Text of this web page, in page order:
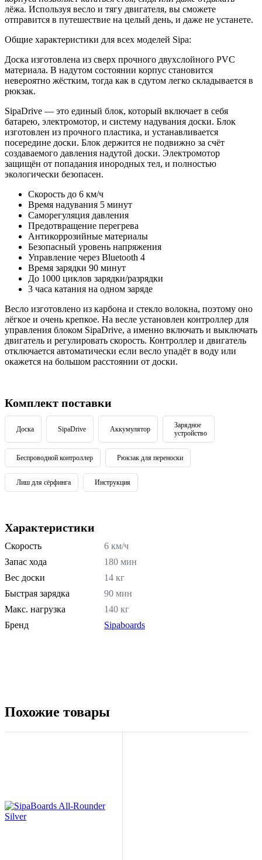
лёжа. Используя весло и тягу двигателя, вы сможете
отправится в путешествие на целый день, и даже не устанете.
Общие характеристики для всех моделей Sipa:
Доска изготовлена из сверх прочного двухслойного PVC
материала. В надутом состоянии корпус становится
невероятно жёстким, тогда как в сдутом легко складывается в
рюкзак.
SipaDrive — это единый блок, который включает в себя
батарею, электромотор, и систему надувания доски. Блок
изготовлен из прочного пластика, и устанавливается
посередине доски. Блок держится не подвижно за счёт
создаваемого давления надутой доски. Электромотор
защищён от попадания инородных тел, и полностью
экологически безопасен.
Скорость до 6 км/ч
Время надувания 5 минут
Саморегуляция давления
Предотвращение перегрева
Антикоррозийные материалы
Безопасный уровень напряжения
Управление через Bluetooth 4
Время зарядки 90 минут
До 1000 циклов зарядки/разрядки
3 часа катания на одном заряде
Весло изготовлено из карбона и стекло волокна, поэтому оно
лёгкое и очень крепкое. На весле установлен контроллер для
управления блоком SipaDrive, а именно включать и выключать
двигатель и регулировать скорость. Контроллер и двигатель
отключается автоматически если весло упадёт в воду или
окажется на большом расстоянии от доски.
Комплект поставки
Доска SipaDrive Аккумулятор
Зарядное
устройство
Беспроводной контроллер Рюкзак для переноски
Лиш для сёрфинга Инструкция
Характеристики
Скорость
6 км/ч
Запас хода
180 мин
Вес доски
14 кг
Быстрая зарядка
90 мин
Макс. нагрузка
140 кг
Бренд
Sipaboards
Похожие товары